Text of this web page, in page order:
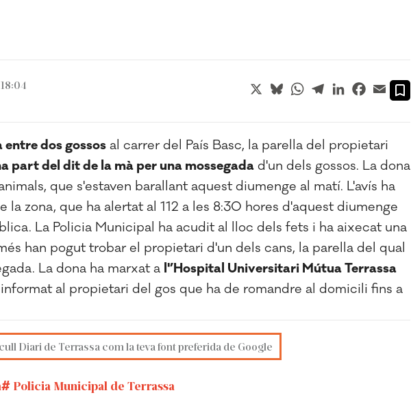
X BlueskyWhatsApp
TelegramLinkedInFacebook
Email
dos gossos al carrer del País Basc, la parella del propietari
part del dit de la mà per una mossegada d'un dels gossos. La dona
que s'estaven barallant aquest diumenge al matí. L'avís ha
la zona, que ha alertat al 112 a les 8:30 hores d'aquest diumenge
La Policia Municipal ha acudit al lloc dels fets i ha aixecat una
han pogut trobar el propietari d'un dels cans, la parella del qual
La dona ha marxat a l'’Hospital Universitari Mútua Terrassa
al propietari del gos que ha de romandre al domicili fins a
Diari de Terrassa com la teva font preferida de Google
Policia Municipal de Terrassa